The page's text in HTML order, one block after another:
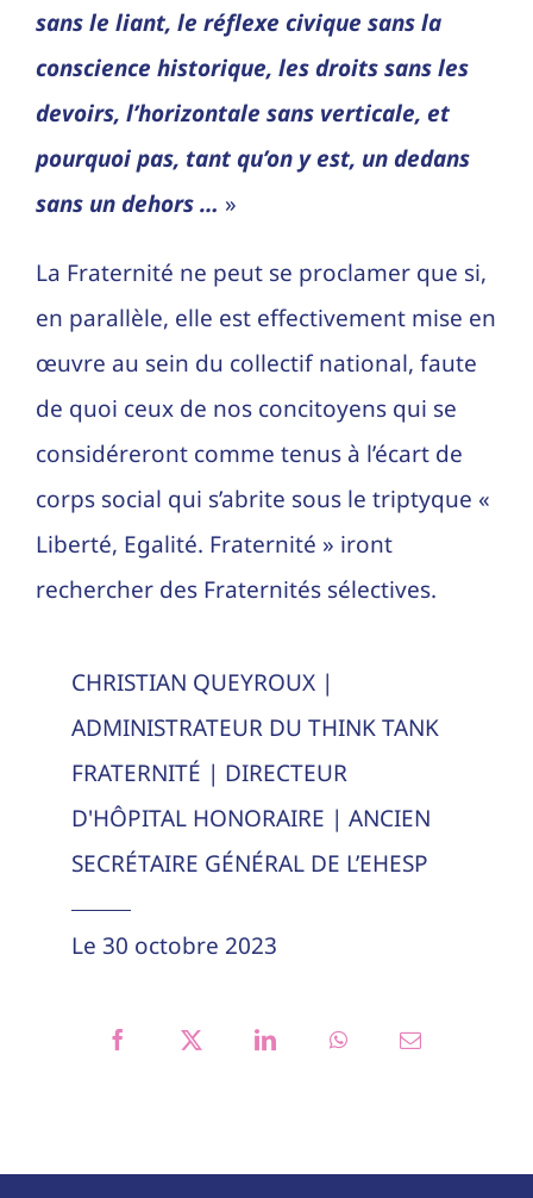
sans le liant, le réflexe civique sans la
conscience historique, les droits sans les
devoirs, l’horizontale sans verticale, et
pourquoi pas, tant qu’on y est, un dedans
sans un dehors … »
La Fraternité ne peut se proclamer que si,
en parallèle, elle est effectivement mise en
œuvre au sein du collectif national, faute
de quoi ceux de nos concitoyens qui se
considéreront comme tenus à l’écart de
corps social qui s’abrite sous le triptyque «
Liberté, Egalité. Fraternité » iront
rechercher des Fraternités sélectives.
CHRISTIAN QUEYROUX |
ADMINISTRATEUR DU THINK TANK
FRATERNITÉ | DIRECTEUR
D'HÔPITAL HONORAIRE | ANCIEN
SECRÉTAIRE GÉNÉRAL DE L’EHESP
Le 30 octobre 2023